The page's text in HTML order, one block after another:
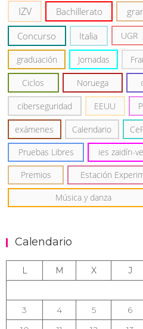
IZV Bachillerato
Concurso Italia UGR
graduación Jornadas
Ciclos Noruega
ciberseguridad EEUU
exámenes Calendario
Pruebas Libres ies zaidín-
Premios Estación
Música y danza
Calendario
L M X J
3
4 5 6